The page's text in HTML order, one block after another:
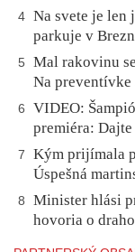
4 Na svete je len
parkuje v
5
Mal rakovinu
Na
6
VIDEO:
premiéra:
7
Kým prijímala
Úspešná
8
Minister hlási
hovoria o